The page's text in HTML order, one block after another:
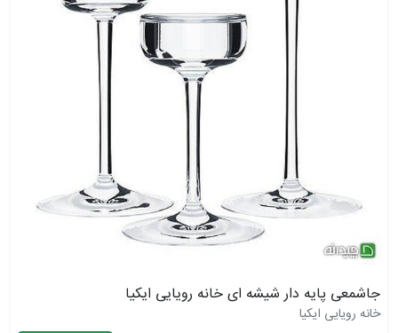
جاشمعی پایه دار شیشه ای خانه رویایی ایکیا
خانه رویایی ایکیا